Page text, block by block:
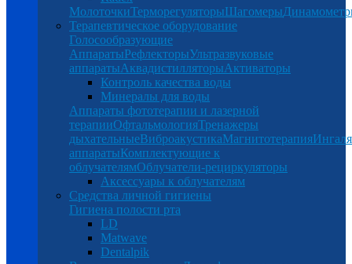
МолоточкиТерморегуляторыШагомеры
Терапевтическое оборудование
Голосообразующие
АппаратыРефлекторыУльтразвуковые
аппаратыАквадистилляторыАктиваторы
Контроль качества воды
Минералы для воды
Аппараты фототерапии и лазерной
терапииОфтальмологияТренажеры
дыхательныеВиброакустикаМагнитотерапия
аппаратыКомплектующие к
облучателямОблучатели-рециркуляторы
Аксессуары к облучателям
Средства личной гигиены
Гигиена полости рта
LD
Matwave
Dentalpik